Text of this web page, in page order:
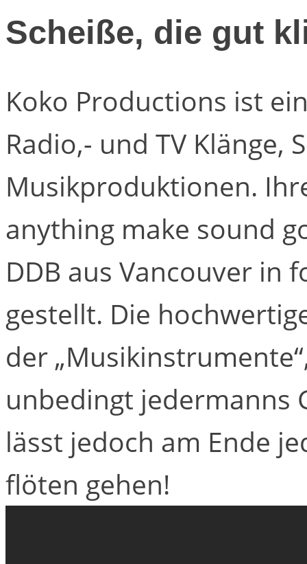
Scheiße, die gut
Koko Productions ist
Radio,- und TV Klänge,
Musikproduktionen.
anything make sound
DDB aus Vancouver in
gestellt. Die
der
unbedingt jedermanns
lässt jedoch am Ende
flöten gehen!